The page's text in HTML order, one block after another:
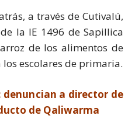
a través de Cutivalú,
la IE 1496 de Sapillica
de los alimentos de
escolares de primaria.
denuncian a director de
de Qaliwarma